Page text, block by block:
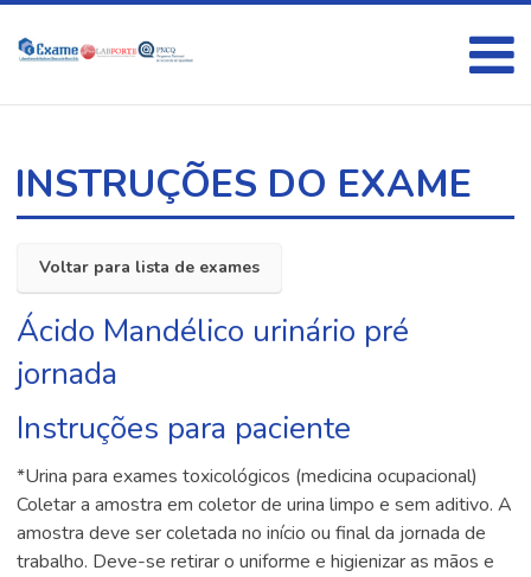
INSTRUÇÕES DO EXAME
Voltar para lista de exames
Ácido Mandélico urinário pré
jornada
Instruções para paciente
*Urina para exames toxicológicos (medicina ocupacional)
Coletar a amostra em coletor de urina limpo e sem aditivo. A
amostra deve ser coletada no início ou final da jornada de
trabalho. Deve-se retirar o uniforme e higienizar as mãos e